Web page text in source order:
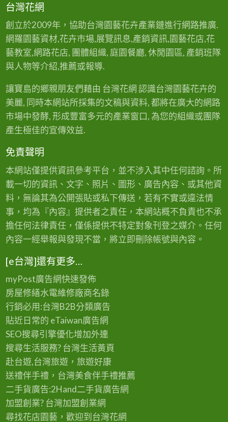
台灣花網
創立於2009年，協助台灣園藝花卉產業鏈進行網路推廣.
網羅園藝資材,花卉市場,展覽訊息,產銷資訊,園藝花店,花
藝教室,網路花店, 團體組織, 庭園餐廳, 休閒園區, 產銷班隊
與人物等介紹,推薦或報導.
讓寶島的鄉親朋友們藉由 台灣花網 認識台灣園藝花卉的
美麗, 同時本網站所採集的文稿與資料, 都將在廣大的網路
市場中發酵, 形成豐富多元的產業窗口, 為您的組織或團隊
產生極佳的宣傳效益.
免責聲明
本網站僅提供資訊參考平台，並不涉入其中任何諮詢。所
載一切的資訊、文字、照片、圖形、廣告內容、或其他資
料，無論其為公開張貼或私下傳送，若有不實或違法情
事，均為『內容』提供者之責任，本網站概不負責也不承
擔任何法律責任，僅係提供不特定對象刊登之媒介。任何
內容一經舉報與發現不當，將立即刪除帳號與內容。
[e台灣]還有更多…
myPost廣告網快速發佈
房屋修繕水電維修廠商名錄
行銷必用:台灣B2B分類廣告
貼近日常的 eTaiwan廣告網
SEO搜尋引擎優化增加外連
搜尋生活服務? 台灣生活黃頁
赴台遊,台灣旅遊，旅遊好康
送禮伴手禮，台灣美食伴手禮推薦
二手貨廣告:2Hand二手貨廣告網
加盟創業? 台灣加盟創業網
尋找花店園藝，歡迎到 台灣花網